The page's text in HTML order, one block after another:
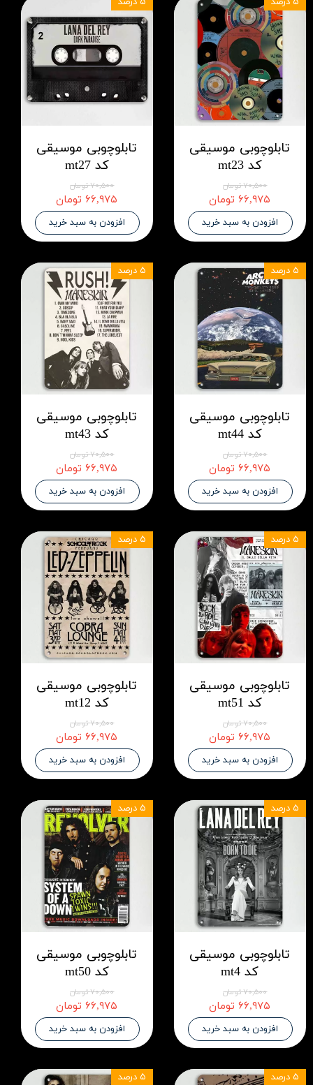
تابلوچوبی موسیقی
کد mt23
۷۰,۵۰۰ تومان
۶۶,۹۷۵ تومان
افزودن به سبد خرید
تابلوچوبی موسیقی
کد mt27
۷۰,۵۰۰ تومان
۶۶,۹۷۵ تومان
افزودن به سبد خرید
تابلوچوبی موسیقی
کد mt44
۷۰,۵۰۰ تومان
۶۶,۹۷۵ تومان
افزودن به سبد خرید
۵ درصد
تابلوچوبی موسیقی
کد mt43
۷۰,۵۰۰ تومان
۶۶,۹۷۵ تومان
افزودن به سبد خرید
۵ درصد
تابلوچوبی موسیقی
کد mt51
۷۰,۵۰۰ تومان
۶۶,۹۷۵ تومان
افزودن به سبد خرید
۵ درصد
تابلوچوبی موسیقی
کد mt12
۷۰,۵۰۰ تومان
۶۶,۹۷۵ تومان
افزودن به سبد خرید
۵ درصد
تابلوچوبی موسیقی
کد mt4
۷۰,۵۰۰ تومان
۶۶,۹۷۵ تومان
افزودن به سبد خرید
۵ درصد
تابلوچوبی موسیقی
کد mt50
۷۰,۵۰۰ تومان
۶۶,۹۷۵ تومان
افزودن به سبد خرید
۵ درصد
۵ درصد ۵ درصد